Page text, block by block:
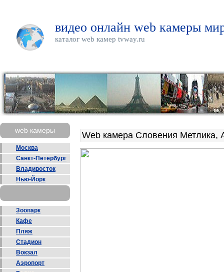
видео онлайн web камеры
каталог web камер tvway.ru
web камеры
Москва
Санкт-Петербург
Владивосток
Нью-Йорк
Зоопарк
Кафе
Пляж
Стадион
Вокзал
Аэропорт
Web камера Словения Метлика,